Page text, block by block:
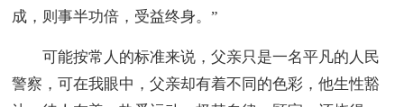
成，则事半功倍，受益终身。”
可能按常人的标准来说，父亲只是一名平凡的人民
警察，可在我眼中，父亲却有着不同的色彩，他生性豁